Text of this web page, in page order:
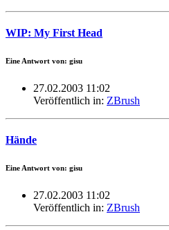
WIP: My First Head
Eine Antwort von: gisu
27.02.2003 11:02
Veröffentlich in: ZBrush
Hände
Eine Antwort von: gisu
27.02.2003 11:02
Veröffentlich in: ZBrush